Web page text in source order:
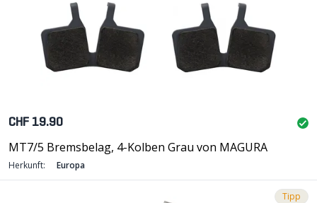
CHF 19.90
MT7/5 Bremsbelag, 4-Kolben Grau von MAGURA
Herkunft: Europa
Tipp